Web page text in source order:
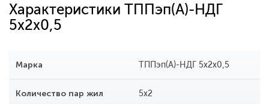
Характеристики ТППэп(A)-НДГ
5x2x0,5
Марка ТППэп(A)-НДГ 5x2x0,5
Количество пар жил 5x2